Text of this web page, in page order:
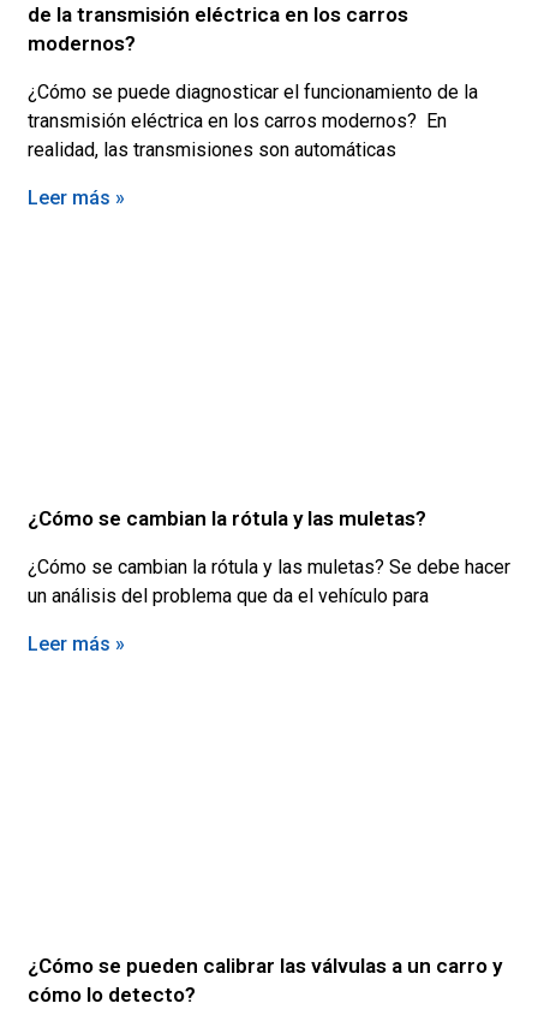
de la transmisión eléctrica en los carros
modernos?
¿Cómo se puede diagnosticar el funcionamiento de la
transmisión eléctrica en los carros modernos? En
realidad, las transmisiones son automáticas
Leer más »
¿Cómo se cambian la rótula y las muletas?
¿Cómo se cambian la rótula y las muletas? Se debe hacer
un análisis del problema que da el vehículo para
Leer más »
¿Cómo se pueden calibrar las válvulas a un carro y
cómo lo detecto?